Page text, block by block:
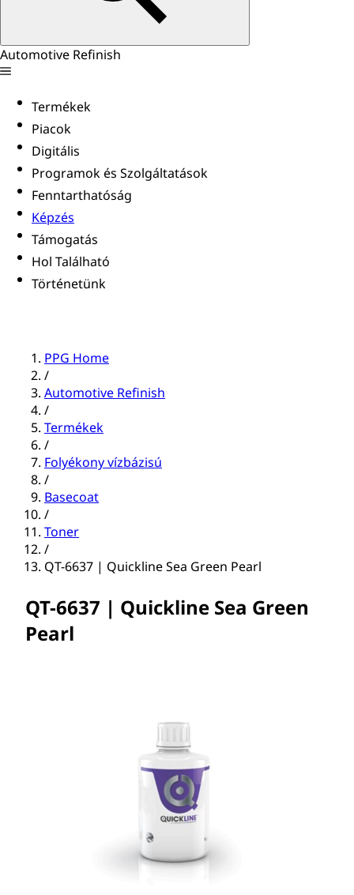
Automotive Refinish
Termékek
Piacok
Digitális
Programok és Szolgáltatások
Fenntarthatóság
Képzés
Támogatás
Hol Található
Történetünk
PPG Home
/
Automotive Refinish
/
Termékek
/
Folyékony vízbázisú
/
Basecoat
/
Toner
/
QT-6637 | Quickline Sea Green Pearl
QT-6637 | Quickline Sea Green
Pearl